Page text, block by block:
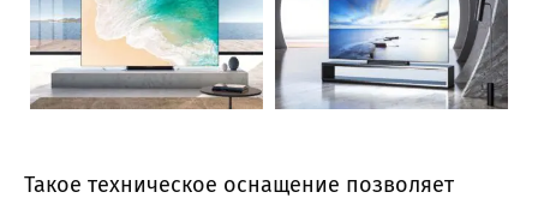
Такое техническое оснащение позволяет